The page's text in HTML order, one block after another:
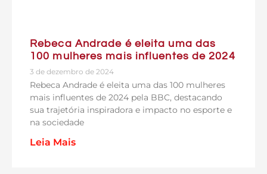
Rebeca Andrade é eleita uma das
100 mulheres mais influentes de 2024
3 de dezembro de 2024
Rebeca Andrade é eleita uma das 100 mulheres
mais influentes de 2024 pela BBC, destacando
sua trajetória inspiradora e impacto no esporte e
na sociedade
Leia Mais